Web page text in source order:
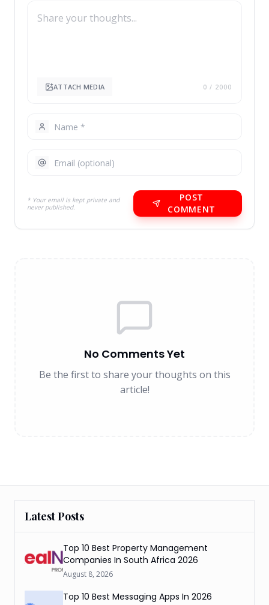
ATTACH MEDIA 0 / 2000
* Your email is kept private and
never published.
POST
COMMENT
No Comments Yet
Be the first to share your thoughts on this
article!
Latest Posts
Top 10 Best Property Management
Companies In South Africa 2026
August 8, 2026
Top 10 Best Messaging Apps In 2026